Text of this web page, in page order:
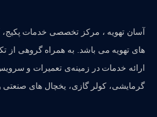
آسان تهویه ، مرکز تخصصی خدمات
های تهویه می باشد. به همراه گروهی از
ارائه خدمات در زمینه‌ی تعمیرات و
گرمایشی، کولر گازی، یخچال های صنعتی